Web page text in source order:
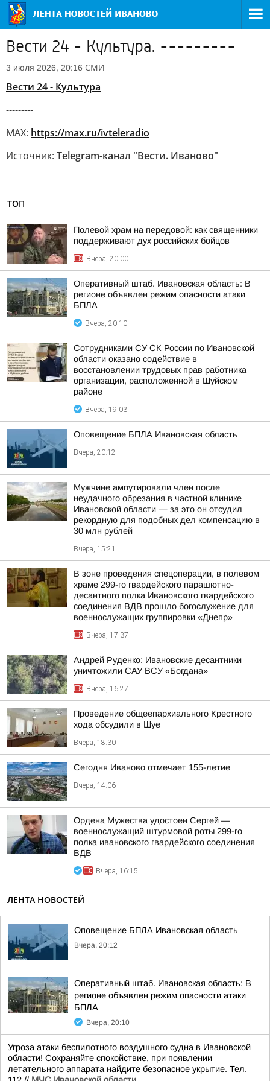
Вести 24 - Культура. ---------
3 июля 2026, 20:16 СМИ
Вести 24 - Культура
---------
MAX: https://max.ru/ivteleradio
Источник: Telegram-канал "Вести. Иваново"
ТОП
Полевой храм на передовой: как священники
поддерживают дух российских бойцов
Вчера, 20:00
Оперативный штаб. Ивановская область: В
регионе объявлен режим опасности атаки
БПЛА
Вчера, 20:10
Сотрудниками СУ СК России по Ивановской
области оказано содействие в
восстановлении трудовых прав работника
организации, расположенной в Шуйском
районе
Вчера, 19:03
Оповещение БПЛА Ивановская область
Вчера, 20:12
Мужчине ампутировали член после
неудачного обрезания в частной клинике
Ивановской области — за это он отсудил
рекордную для подобных дел компенсацию в
30 млн рублей
Вчера, 15:21
В зоне проведения спецоперации, в полевом
храме 299-го гвардейского парашютно-
десантного полка Ивановского гвардейского
соединения ВДВ прошло богослужение для
военнослужащих группировки «Днепр»
Вчера, 17:37
Андрей Руденко: Ивановские десантники
уничтожили САУ ВСУ «Богдана»
Вчера, 16:27
Проведение общеепархиального Крестного
хода обсудили в Шуе
Вчера, 18:30
Сегодня Иваново отмечает 155-летие
Вчера, 14:06
Ордена Мужества удостоен Сергей —
военнослужащий штурмовой роты 299-го
полка ивановского гвардейского соединения
ВДВ
Вчера, 16:15
ЛЕНТА НОВОСТЕЙ
Оповещение БПЛА Ивановская область
Вчера, 20:12
Оперативный штаб. Ивановская область: В
регионе объявлен режим опасности атаки
БПЛА
Вчера, 20:10
Угроза атаки беспилотного воздушного судна в Ивановской
области! Сохраняйте спокойствие, при появлении
летательного аппарата найдите безопасное укрытие. Тел.